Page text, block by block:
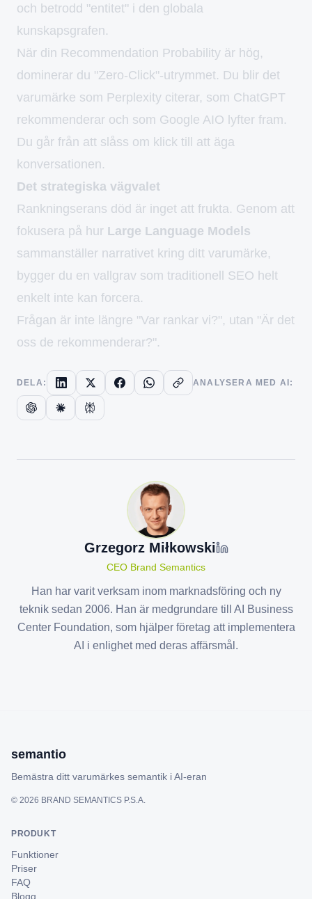
och betrodd "entitet" i den globala
kunskapsgrafen.
När din Recommendation Probability är hög,
dominerar du "Zero-Click"-utrymmet. Du blir det
varumärke som Perplexity citerar, som ChatGPT
rekommenderar och som Google AIO lyfter fram.
Du går från att slåss om klick till att äga
konversationen.
Det strategiska vägvalet
Rankningserans död är inget att frukta. Genom att
fokusera på hur Large Language Models
sammanställer narrativet kring ditt varumärke,
bygger du en vallgrav som traditionell SEO helt
enkelt inte kan forcera.
Frågan är inte längre "Var rankar vi?", utan "Är det
oss de rekommenderar?".
DELA:
LinkedInX (Twitter)FacebookWhatsApp
ANALYSERA MED AI:
ChatGPTClaudePerplexity
Grzegorz Miłkowski
CEO Brand Semantics
Han har varit verksam inom marknadsföring och ny
teknik sedan 2006. Han är medgrundare till AI Business
Center Foundation, som hjälper företag att implementera
AI i enlighet med deras affärsmål.
semantio
Bemästra ditt varumärkes semantik i AI-eran
© 2026 BRAND SEMANTICS P.S.A.
PRODUKT
Funktioner
Priser
FAQ
Blogg